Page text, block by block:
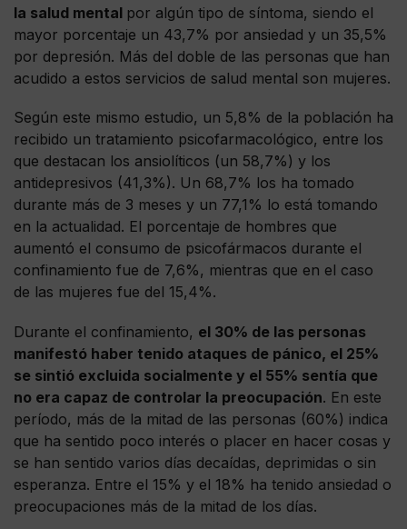
la salud mental por algún tipo de síntoma, siendo el
mayor porcentaje un 43,7% por ansiedad y un 35,5%
por depresión. Más del doble de las personas que han
acudido a estos servicios de salud mental son mujeres.
Según este mismo estudio, un 5,8% de la población ha
recibido un tratamiento psicofarmacológico, entre los
que destacan los ansiolíticos (un 58,7%) y los
antidepresivos (41,3%). Un 68,7% los ha tomado
durante más de 3 meses y un 77,1% lo está tomando
en la actualidad. El porcentaje de hombres que
aumentó el consumo de psicofármacos durante el
confinamiento fue de 7,6%, mientras que en el caso
de las mujeres fue del 15,4%.
Durante el confinamiento, el 30% de las personas
manifestó haber tenido ataques de pánico, el 25%
se sintió excluida socialmente y el 55% sentía que
no era capaz de controlar la preocupación. En este
período, más de la mitad de las personas (60%) indica
que ha sentido poco interés o placer en hacer cosas y
se han sentido varios días decaídas, deprimidas o sin
esperanza. Entre el 15% y el 18% ha tenido ansiedad o
preocupaciones más de la mitad de los días.